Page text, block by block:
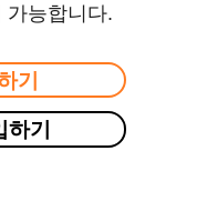
가능합니다.
기
기